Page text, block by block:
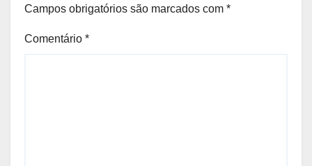
Campos obrigatórios são marcados com *
Comentário *